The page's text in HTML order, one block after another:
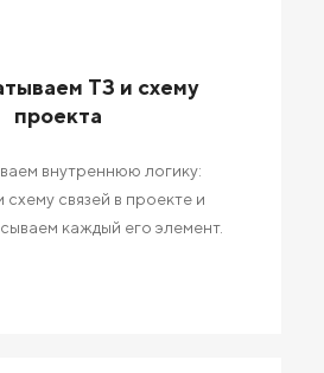
ТЗ и схему
проекта
внутреннюю логику:
схему связей в проекте и
каждый его элемент.